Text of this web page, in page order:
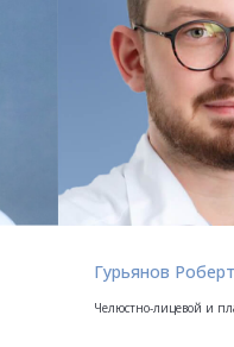
Гурьянов
Челюстно-лицевой и